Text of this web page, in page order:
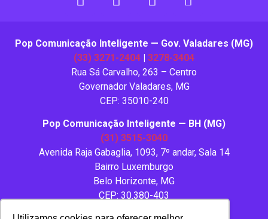
Pop Comunicação Inteligente — Gov. Valadares (MG)
(33) 3271-2404 | 3278-3404
Rua Sá Carvalho, 263 – Centro
Governador Valadares, MG
CEP: 35010-240
Pop Comunicação Inteligente — BH (MG)
(31) 3515-3040
Avenida Raja Gabaglia, 1093, 7º andar, Sala 14
Bairro Luxemburgo
Belo Horizonte, MG
CEP: 30.380-403